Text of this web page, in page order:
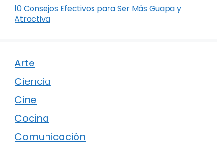
10 Consejos Efectivos para Ser Más Guapa y
Atractiva
Arte
Ciencia
Cine
Cocina
Comunicación